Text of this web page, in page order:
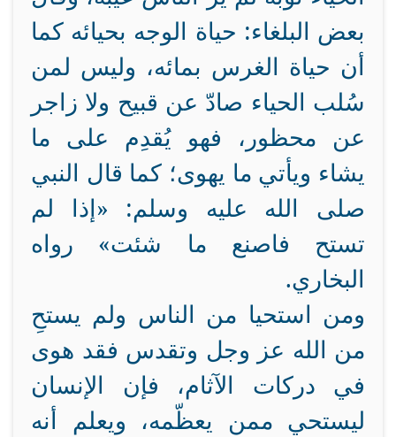
بعض البلغاء: حياة الوجه بحيائه كما
أن حياة الغرس بمائه، وليس لمن
سُلب الحياء صادّ عن قبيح ولا زاجر
عن محظور، فهو يُقدِم على ما
يشاء ويأتي ما يهوى؛ كما قال النبي
صلى الله عليه وسلم: «إذا لم
تستح فاصنع ما شئت» رواه
البخاري.
ومن استحيا من الناس ولم يستحِ
من الله عز وجل وتقدس فقد هوى
في دركات الآثام، فإن الإنسان
ليستحي ممن يعظّمه، ويعلم أنه